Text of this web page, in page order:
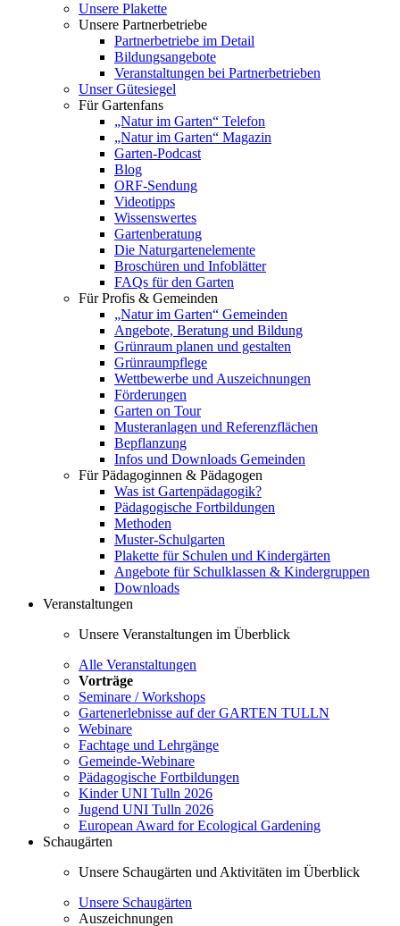
Unsere Plakette
Unsere Partnerbetriebe
Partnerbetriebe im Detail
Bildungsangebote
Veranstaltungen bei Partnerbetrieben
Unser Gütesiegel
Für Gartenfans
„Natur im Garten“ Telefon
„Natur im Garten“ Magazin
Garten-Podcast
Blog
ORF-Sendung
Videotipps
Wissenswertes
Gartenberatung
Die Naturgartenelemente
Broschüren und Infoblätter
FAQs für den Garten
Für Profis & Gemeinden
„Natur im Garten“ Gemeinden
Angebote, Beratung und Bildung
Grünraum planen und gestalten
Grünraumpflege
Wettbewerbe und Auszeichnungen
Förderungen
Garten on Tour
Musteranlagen und Referenzflächen
Bepflanzung
Infos und Downloads Gemeinden
Für Pädagoginnen & Pädagogen
Was ist Gartenpädagogik?
Pädagogische Fortbildungen
Methoden
Muster-Schulgarten
Plakette für Schulen und Kindergärten
Angebote für Schulklassen & Kindergruppen
Downloads
Veranstaltungen
Unsere Veranstaltungen im Überblick
Alle Veranstaltungen
Vorträge
Seminare / Workshops
Gartenerlebnisse auf der GARTEN TULLN
Webinare
Fachtage und Lehrgänge
Gemeinde-Webinare
Pädagogische Fortbildungen
Kinder UNI Tulln 2026
Jugend UNI Tulln 2026
European Award for Ecological Gardening
Schaugärten
Unsere Schaugärten und Aktivitäten im Überblick
Unsere Schaugärten
Auszeichnungen